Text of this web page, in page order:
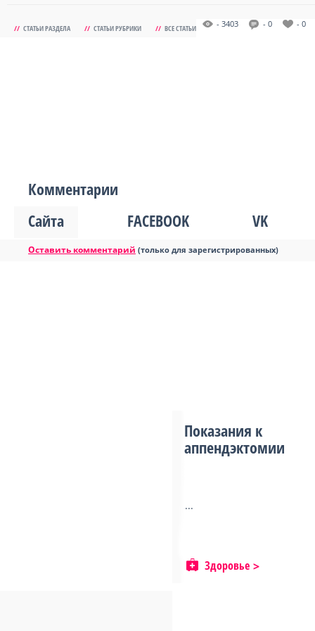
// СТАТЬИ РАЗДЕЛА // СТАТЬИ РУБРИКИ // ВСЕ СТАТЬИ - 3403 - 0 - 0
Комментарии
Сайта
FACEBOOK VK
Оставить комментарий (только для зарегистрированных)
Показания к
аппендэктомии
...
Здоровье